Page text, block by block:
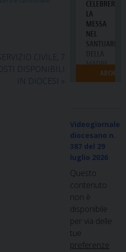
CIVILE, 7
DISPONIBILI
IN DIOCESI »
Videogiornale
diocesano n.
387 del 29
luglio 2026
Questo
contenuto
non è
disponibile
per via delle
tue
preferenze